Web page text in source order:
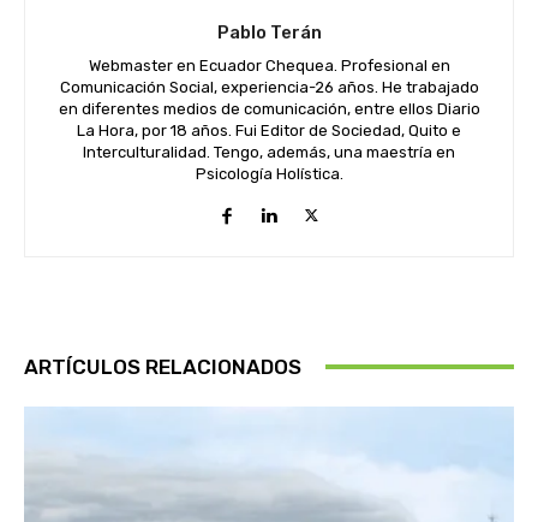
Pablo Terán
Webmaster en Ecuador Chequea. Profesional en
Comunicación Social, experiencia-26 años. He trabajado
en diferentes medios de comunicación, entre ellos Diario
La Hora, por 18 años. Fui Editor de Sociedad, Quito e
Interculturalidad. Tengo, además, una maestría en
Psicología Holística.
ARTÍCULOS RELACIONADOS